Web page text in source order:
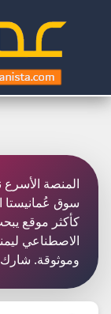
المنصة
سوق عُمانيستا
كأكثر موقع
الاصطناعي
وموثوقة.